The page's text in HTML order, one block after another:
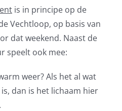
is in principe op de
Vechtloop, op basis van
dat weekend. Naast de
speelt ook mee:
weer? Als het al wat
dan is het lichaam hier